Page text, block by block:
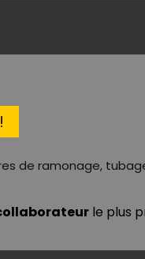
de ramonage,
le plus